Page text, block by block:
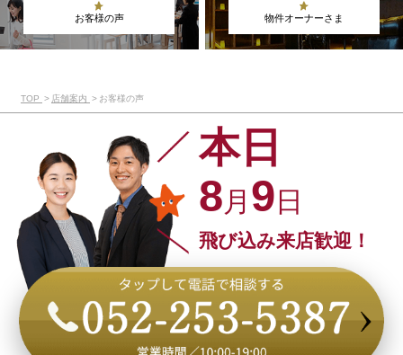
お客様の声 物件オーナーさま
TOP 店舗案内 お客様の声
本日
8月 9 日
飛び込み来店歓迎！